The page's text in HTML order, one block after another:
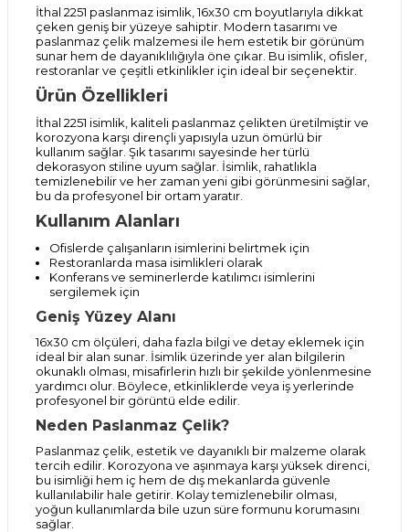
İthal 2251 paslanmaz isimlik, 16x30 cm boyutlarıyla dikkat
çeken geniş bir yüzeye sahiptir. Modern tasarımı ve
paslanmaz çelik malzemesi ile hem estetik bir görünüm
sunar hem de dayanıklılığıyla öne çıkar. Bu isimlik, ofisler,
restoranlar ve çeşitli etkinlikler için ideal bir seçenektir.
Ürün Özellikleri
İthal 2251 isimlik, kaliteli paslanmaz çelikten üretilmiştir ve
korozyona karşı dirençli yapısıyla uzun ömürlü bir
kullanım sağlar. Şık tasarımı sayesinde her türlü
dekorasyon stiline uyum sağlar. İsimlik, rahatlıkla
temizlenebilir ve her zaman yeni gibi görünmesini sağlar,
bu da profesyonel bir ortam yaratır.
Kullanım Alanları
Ofislerde çalışanların isimlerini belirtmek için
Restoranlarda masa isimlikleri olarak
Konferans ve seminerlerde katılımcı isimlerini
sergilemek için
Geniş Yüzey Alanı
16x30 cm ölçüleri, daha fazla bilgi ve detay eklemek için
ideal bir alan sunar. İsimlik üzerinde yer alan bilgilerin
okunaklı olması, misafirlerin hızlı bir şekilde yönlenmesine
yardımcı olur. Böylece, etkinliklerde veya iş yerlerinde
profesyonel bir görüntü elde edilir.
Neden Paslanmaz Çelik?
Paslanmaz çelik, estetik ve dayanıklı bir malzeme olarak
tercih edilir. Korozyona ve aşınmaya karşı yüksek direnci,
bu isimliği hem iç hem de dış mekanlarda güvenle
kullanılabilir hale getirir. Kolay temizlenebilir olması,
yoğun kullanımlarda bile uzun süre formunu korumasını
sağlar.